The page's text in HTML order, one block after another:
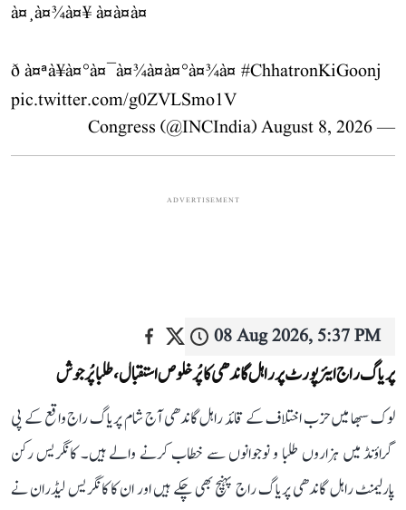
à¤¸à¤¾à¤¥ à¤à¤à¤
ð à¤ªà¥à¤°à¤¯à¤¾à¤à¤°à¤¾à¤ #ChhatronKiGoonj
pic.twitter.com/g0ZVLSmo1V
— Congress (@INCIndia)
August 8, 2026
ADVERTISEMENT
08 Aug 2026, 5:37 PM
پریاگ راج ایئرپورٹ پر راہل گاندھی کا پُرخلوص استقبال، طلبا پُرجوش
لوک سبھا میں حزب اختلاف کے قائد راہل گاندھی آج شام پریاگ راج واقع کے پی
گراؤنڈ میں ہزاروں طلبا و نوجوانوں سے خطاب کرنے والے ہیں۔ کانگریس رکن
پارلیمنٹ راہل گاندھی پریاگ راج پہنچ بھی چکے ہیں اور ان کا کانگریس لیڈران نے